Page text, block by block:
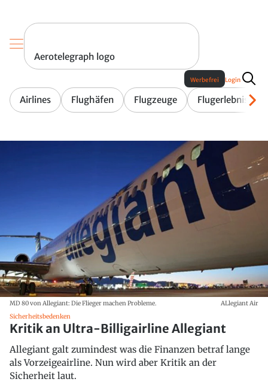
Aerotelegraph logo
Airlines Flughäfen Flugzeuge Flugerlebnis
Werbefrei Login
MD 80 von Allegiant: Die Flieger machen Probleme.
ALlegiant Air
Sicherheitsbedenken
Kritik an Ultra-Billigairline Allegiant
Allegiant galt zumindest was die Finanzen betraf lange
als Vorzeigeairline. Nun wird aber Kritik an der
Sicherheit laut.